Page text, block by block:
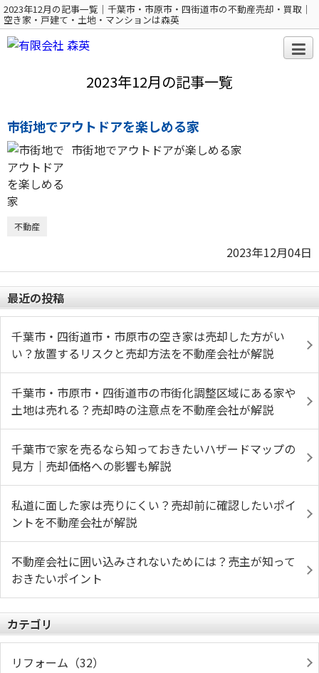
2023年12月の記事一覧｜千葉市・市原市・四街道市の不動産売却・買取｜
空き家・戸建て・土地・マンションは森英
2023年12月の記事一覧
市街地でアウトドアを楽しめる家
市街地でアウトドアが楽しめる家
不動産
2023年12月04日
最近の投稿
千葉市・四街道市・市原市の空き家は売却した方がい
い？放置するリスクと売却方法を不動産会社が解説
千葉市・市原市・四街道市の市街化調整区域にある家や
土地は売れる？売却時の注意点を不動産会社が解説
千葉市で家を売るなら知っておきたいハザードマップの
見方｜売却価格への影響も解説
私道に面した家は売りにくい？売却前に確認したいポイ
ントを不動産会社が解説
不動産会社に囲い込みされないためには？売主が知って
おきたいポイント
カテゴリ
リフォーム（32）